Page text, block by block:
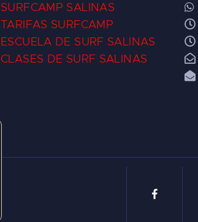
SURFCAMP SALINAS
TARIFAS SURFCAMP
ESCUELA DE SURF SALINAS
CLASES DE SURF SALINAS